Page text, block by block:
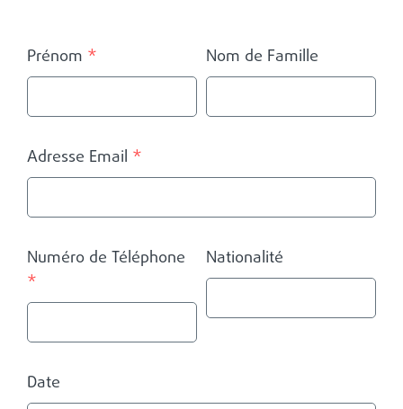
Prénom * Nom de Famille
Adresse Email *
Numéro de Téléphone
*
Nationalité
Date